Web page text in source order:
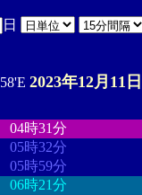
日
2023年12月11
04時31分
05時32分
05時59分
06時21分